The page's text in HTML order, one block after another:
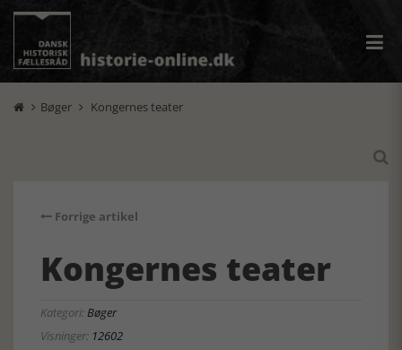
 Bøger  Kongernes teater

Forrige artikel
Kongernes teater
Kategori:Bøger
Visninger: 12602